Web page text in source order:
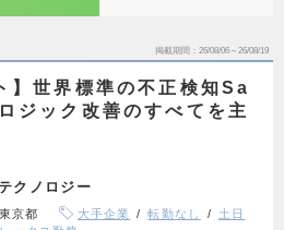
掲載期間 26/08/06～26/08/19
】世界標準の不正検知Sa
ジック改善のすべてを主
クノロジー
東京都 大手企業 転勤なし
土日